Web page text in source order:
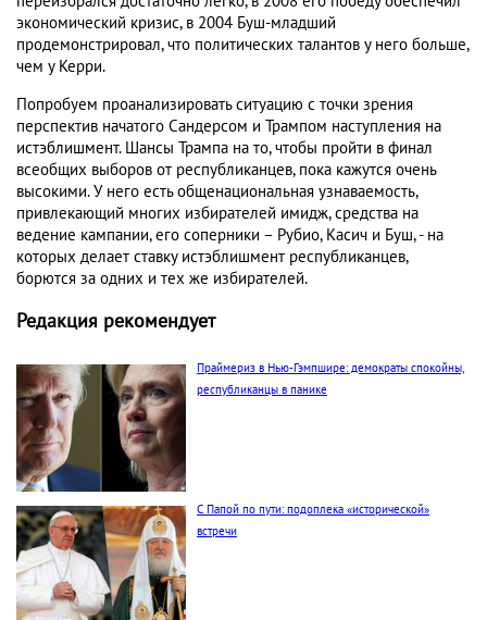
экономический кризис, в 2004 Буш-младший
продемонстрировал, что политических талантов у него больше,
чем у Керри.
Попробуем проанализировать ситуацию с точки зрения
перспектив начатого Сандерсом и Трампом наступления на
истэблишмент. Шансы Трампа на то, чтобы пройти в финал
всеобщих выборов от республиканцев, пока кажутся очень
высокими. У него есть общенациональная узнаваемость,
привлекающий многих избирателей имидж, средства на
ведение кампании, его соперники – Рубио, Касич и Буш, - на
которых делает ставку истэблишмент республиканцев,
борются за одних и тех же избирателей.
Редакция рекомендует
Праймериз в Нью-Гэмпшире: демократы спокойны,
республиканцы в панике
С Папой по пути: подоплека «исторической»
встречи